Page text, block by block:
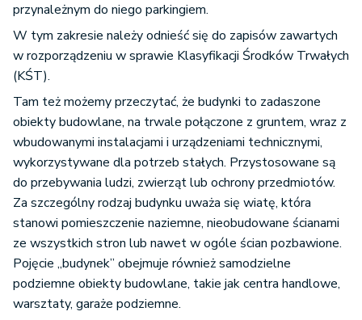
przynależnym do niego parkingiem.
W tym zakresie należy odnieść się do zapisów zawartych
w rozporządzeniu w sprawie Klasyfikacji Środków Trwałych
(KŚT).
Tam też możemy przeczytać, że budynki to zadaszone
obiekty budowlane, na trwale połączone z gruntem, wraz z
wbudowanymi instalacjami i urządzeniami technicznymi,
wykorzystywane dla potrzeb stałych. Przystosowane są
do przebywania ludzi, zwierząt lub ochrony przedmiotów.
Za szczególny rodzaj budynku uważa się wiatę, która
stanowi pomieszczenie naziemne, nieobudowane ścianami
ze wszystkich stron lub nawet w ogóle ścian pozbawione.
Pojęcie „budynek” obejmuje również samodzielne
podziemne obiekty budowlane, takie jak centra handlowe,
warsztaty, garaże podziemne.